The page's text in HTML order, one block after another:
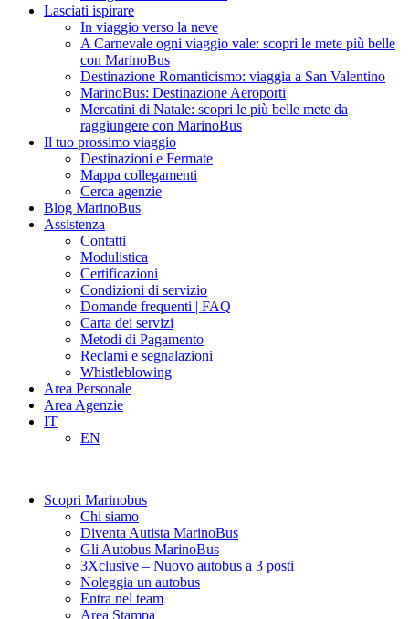
Lasciati ispirare
In viaggio verso la neve
A Carnevale ogni viaggio vale: scopri le mete più belle
con MarinoBus
Destinazione Romanticismo: viaggia a San Valentino
MarinoBus: Destinazione Aeroporti
Mercatini di Natale: scopri le più belle mete da
raggiungere con MarinoBus
Il tuo prossimo viaggio
Destinazioni e Fermate
Mappa collegamenti
Cerca agenzie
Blog MarinoBus
Assistenza
Contatti
Modulistica
Certificazioni
Condizioni di servizio
Domande frequenti | FAQ
Carta dei servizi
Metodi di Pagamento
Reclami e segnalazioni
Whistleblowing
Area Personale
Area Agenzie
IT
EN
Scopri Marinobus
Chi siamo
Diventa Autista MarinoBus
Gli Autobus MarinoBus
3Xclusive – Nuovo autobus a 3 posti
Noleggia un autobus
Entra nel team
Area Stampa